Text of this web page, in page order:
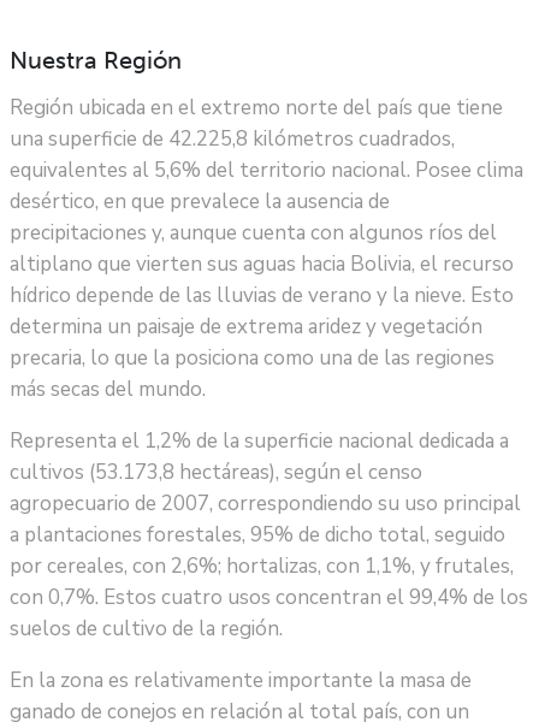
Nuestra Región​
Región ubicada en el extremo norte del país que tiene
una superficie de 42.225,8 kilómetros cuadrados,
equivalentes al 5,6% del territorio nacional. Posee clima
desértico, en que prevalece la ausencia de
precipitaciones y, aunque cuenta con algunos ríos del
altiplano que vierten sus aguas hacia Bolivia, el recurso
hídrico depende de las lluvias de verano y la nieve. Esto
determina un paisaje de extrema aridez y vegetación
precaria, lo que la posiciona como una de las regiones
más secas del mundo.
Representa el 1,2% de la superficie nacional dedicada a
cultivos (53.173,8 hectáreas), según el censo
agropecuario de 2007, correspondiendo su uso principal
a plantaciones forestales, 95% de dicho total, seguido
por cereales, con 2,6%; hortalizas, con 1,1%, y frutales,
con 0,7%. Estos cuatro usos concentran el 99,4% de los
suelos de cultivo de la región.
En la zona es relativamente importante la masa de
ganado de conejos en relación al total país, con un